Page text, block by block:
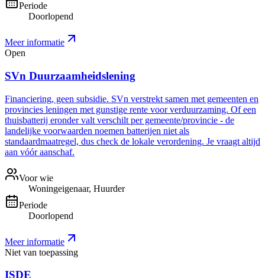
Periode
Doorlopend
Meer informatie
Open
SVn Duurzaamheidslening
Financiering, geen subsidie. SVn verstrekt samen met gemeenten en
provincies leningen met gunstige rente voor verduurzaming. Of een
thuisbatterij eronder valt verschilt per gemeente/provincie - de
landelijke voorwaarden noemen batterijen niet als
standaardmaatregel, dus check de lokale verordening. Je vraagt altijd
aan vóór aanschaf.
Voor wie
Woningeigenaar, Huurder
Periode
Doorlopend
Meer informatie
Niet van toepassing
ISDE